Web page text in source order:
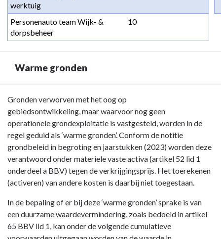
werktuig
Personenauto team Wijk- &
dorpsbeheer
10
Warme gronden
Terug
naar
navigatie
Vaste
activa
Warme
Gronden verworven met het oog op
gebiedsontwikkeling, maar waarvoor nog geen
operationele grondexploitatie is vastgesteld, worden in de
regel geduid als ‘warme gronden’. Conform de notitie
grondbeleid in begroting en jaarstukken (2023) worden deze
verantwoord onder materiele vaste activa (artikel 52 lid 1
onderdeel a BBV) tegen de verkrijgingsprijs. Het toerekenen
(activeren) van andere kosten is daarbij niet toegestaan.
In de bepaling of er bij deze ‘warme gronden’ sprake is van
een duurzame waardevermindering, zoals bedoeld in artikel
65 BBV lid 1, kan onder de volgende cumulatieve